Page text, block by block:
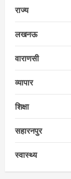
राज्य
लखनऊ
वाराणसी
व्यापार
शिक्षा
सहारनपुर
स्वास्थ्य